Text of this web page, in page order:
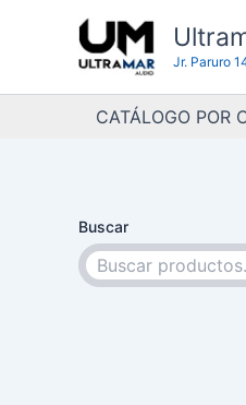
contenido
Jr. Paruro
CATÁLOGO POR
Buscar